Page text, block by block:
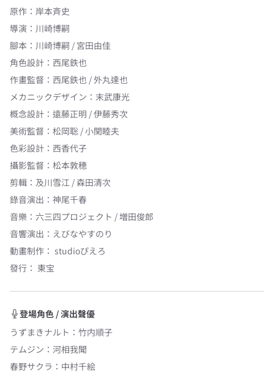
原作 ： 岸本斉史
導演 ： 川崎博嗣
腳本 ： 川崎博嗣 / 宮田由佳
角色設計 ： 西尾鉄也
作畫監督 ： 西尾鉄也 / 外丸達也
メカニックデザイン ： 末武康光
概念設計 ： 遠藤正明 / 伊藤秀次
美術監督 ： 松岡聡 / 小関睦夫
色彩設計 ： 西香代子
攝影監督 ： 松本敦穂
剪輯 ： 及川雪江 / 森田清次
錄音演出 ： 神尾千春
音樂 ： 六三四プロジェクト / 増田俊郎
音響演出 ： えびなやすのり
動畫制作： studioぴえろ
發行： 東宝
登場角色 / 演出聲優
うずまきナルト ： 竹内順子
テムジン ： 河相我聞
春野サクラ ： 中村千絵